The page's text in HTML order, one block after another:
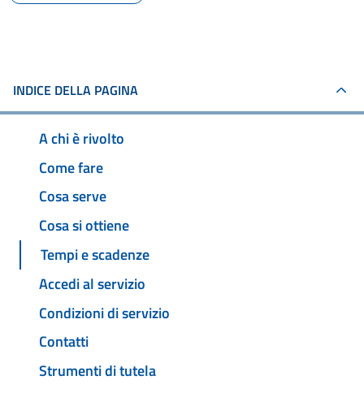
INDICE DELLA PAGINA
A chi è rivolto
Come fare
Cosa serve
Cosa si ottiene
Tempi e scadenze
Accedi al servizio
Condizioni di servizio
Contatti
Strumenti di tutela